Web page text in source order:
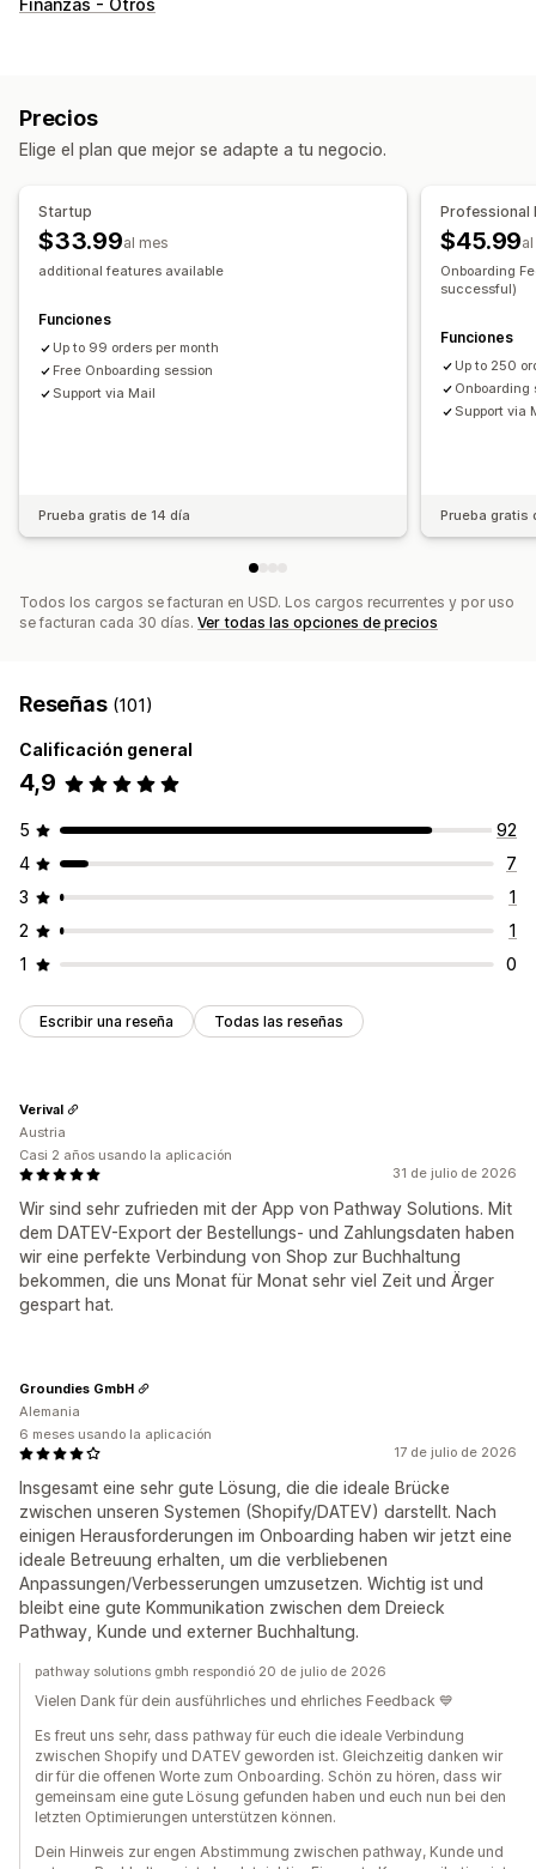
Operaciones financieras
Múltiples tiendas
Sincronización de datos automatizada
Detalles del pedido Transacciones
Mapeo del impuesto sobre las ventas
Conciliación bancaria Importación de datos históricos
Finanzas - Otros
Precios
Elige el plan que mejor se adapte a tu negocio.
Startup
$33.99al mes
additional features available
Funciones
Up to 99 orders per month
Free Onboarding session
Support via Mail
Prueba gratis de 14 día
Professional
$45.99
Onboarding
successful)
Funciones
Up to 250
Support via
Prueba gratis
Todos los cargos se facturan en USD. Los cargos recurrentes y por uso
se facturan cada 30 días. Ver todas las opciones de precios
Reseñas (101)
Calificación general
4,9
5
92
4
7
3
1
2
1
1
0
Escribir una reseña Todas las reseñas
31 de julio de 2026
Wir sind sehr zufrieden mit der App von Pathway Solutions. Mit
dem DATEV-Export der Bestellungs- und Zahlungsdaten haben
wir eine perfekte Verbindung von Shop zur Buchhaltung
bekommen, die uns Monat für Monat sehr viel Zeit und Ärger
gespart hat.
Verival
Austria
Casi 2 años usando la aplicación
17 de julio de 2026
Insgesamt eine sehr gute Lösung, die die ideale Brücke
zwischen unseren Systemen (Shopify/DATEV) darstellt. Nach
einigen Herausforderungen im Onboarding haben wir jetzt eine
ideale Betreuung erhalten, um die verbliebenen
Anpassungen/Verbesserungen umzusetzen. Wichtig ist und
bleibt eine gute Kommunikation zwischen dem Dreieck
Pathway, Kunde und externer Buchhaltung.
Groundies GmbH
Alemania
6 meses usando la aplicación
pathway solutions gmbh respondió 20 de julio de 2026
Vielen Dank für dein ausführliches und ehrliches Feedback 💙
Es freut uns sehr, dass pathway für euch die ideale Verbindung
zwischen Shopify und DATEV geworden ist. Gleichzeitig danken wir
dir für die offenen Worte zum Onboarding. Schön zu hören, dass wir
gemeinsam eine gute Lösung gefunden haben und euch nun bei den
letzten Optimierungen unterstützen können.
Dein Hinweis zur engen Abstimmung zwischen pathway, Kunde und